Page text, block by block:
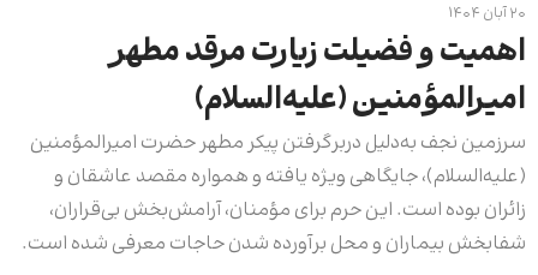
۲۰ آبان ۱۴۰۴
اهمیت و فضیلت زیارت مرقد مطهر
امیرالمؤمنین (علیه‌السلام)
سرزمین نجف به‌دلیل دربرگرفتن پیکر مطهر حضرت امیرالمؤمنین
(علیه‌السلام)، جایگاهی ویژه یافته و همواره مقصد عاشقان و
زائران بوده است. این حرم برای مؤمنان، آرامش‌بخش بی‌قراران،
شفابخش بیماران و محل برآورده شدن حاجات معرفی شده است.